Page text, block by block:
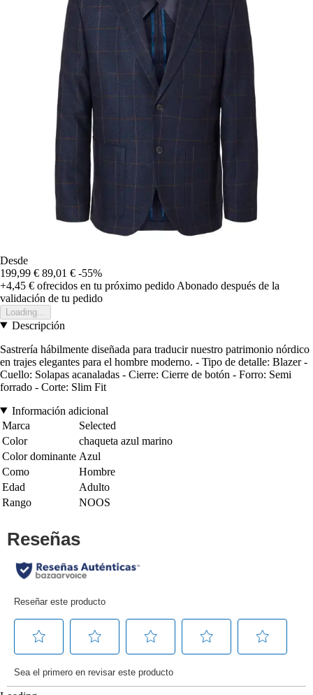
Desde
199,99 € 89,01 € -55%
+4,45 € ofrecidos en tu próximo pedido Abonado después de la
validación de tu pedido
Loading...
Descripción
Sastrería hábilmente diseñada para traducir nuestro patrimonio nórdico
en trajes elegantes para el hombre moderno. - Tipo de detalle: Blazer -
Cuello: Solapas acanaladas - Cierre: Cierre de botón - Forro: Semi
forrado - Corte: Slim Fit
Información adicional
Marca
Selected
Color
chaqueta azul marino
Color dominante Azul
Como
Hombre
Edad
Adulto
Rango
NOOS